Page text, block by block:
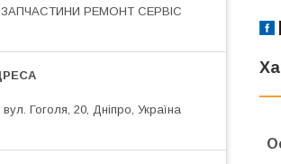
ЗАПЧАСТИНИ РЕМОНТ СЕРВІС
вул. Гоголя, 20, Дніпро, Україна